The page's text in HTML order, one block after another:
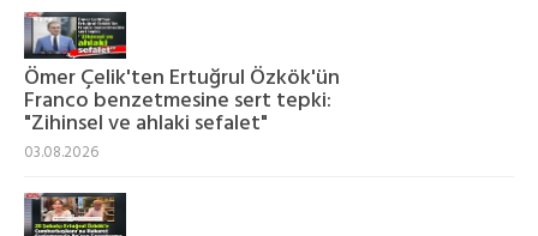
Ömer Çelik'ten Ertuğrul Özkök'ün
Franco benzetmesine sert tepki:
"Zihinsel ve ahlaki sefalet"
03.08.2026